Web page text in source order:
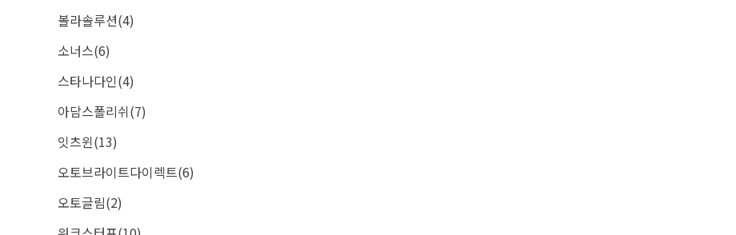
볼라솔루션(4)
소너스(6)
스타나다인(4)
아담스폴리쉬(7)
잇츠윈(13)
오토브라이트다이렉트(6)
오토글림(2)